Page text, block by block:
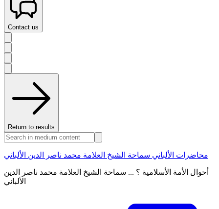
Contact us
Return to results
محاضرات الألباني سماحة الشيخ العلامة محمد ناصر الدين الألباني
أحوال الأمة الأسلامية ؟ ... سماحة الشيخ العلامة محمد ناصر الدين
الألباني